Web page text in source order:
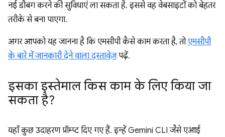
नई डीबग करने की सुविधाएं ला सकता है. इससे वह वेबसाइटों को बेहतर
तरीके से बना पाएगा.
अगर आपको यह जानना है कि एमसीपी कैसे काम करता है, तोएमसीपी
के बारे में जानकारी देने वाला दस्तावेज़पढ़ें.
इसका इस्तेमाल किस काम के लिए किया जा
सकता है?
यहाँ कुछ उदाहरण प्रॉम्प्ट दिए गए हैं. इन्हें Gemini CLI जैसे एआई